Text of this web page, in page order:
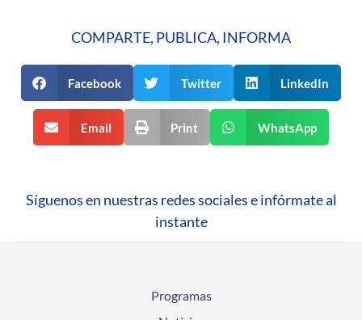
COMPARTE, PUBLICA, INFORMA
Facebook Twitter LinkedIn
Email Print WhatsApp
Síguenos en nuestras redes sociales e infórmate al
instante
Programas